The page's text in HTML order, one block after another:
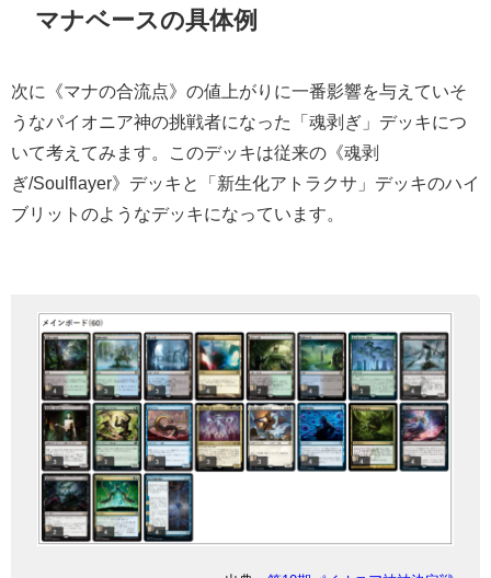
マナベースの具体例
次に《マナの合流点》の値上がりに一番影響を与えていそ
うなパイオニア神の挑戦者になった「魂剥ぎ」デッキにつ
いて考えてみます。このデッキは従来の《魂剥
ぎ/Soulflayer》デッキと「新生化アトラクサ」デッキのハイ
ブリットのようなデッキになっています。